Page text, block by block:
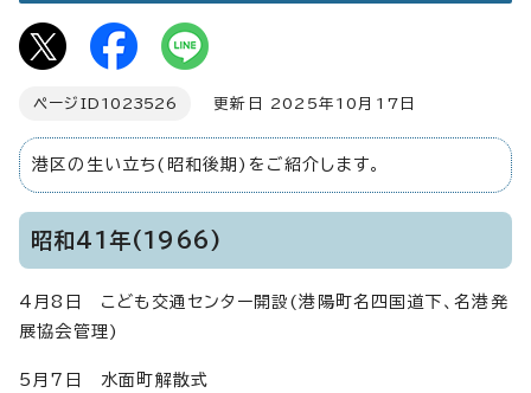
ページID 1023526 更新日 2025年10月17日
港区の生い立ち(昭和後期)をご紹介します。
昭和41年(1966)
4月8日 こども交通センター開設(港陽町名四国道下、名港発
展協会管理)
5月7日 水面町解散式